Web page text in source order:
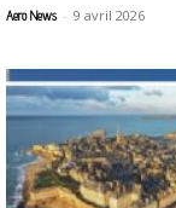
Aero News - 9 avril 2026